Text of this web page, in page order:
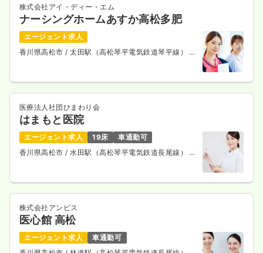
株式会社アイ・ディー・エム
ナーシングホームあすか高松多肥
エージェント求人
香川県高松市/ 太田駅（高松琴平電気鉄道琴平線） 徒
医療法人社団ひまわり会
はまもと医院
エージェント求人 19床
車通勤可
香川県高松市/ 水田駅（高松琴平電気鉄道長尾線） 車
株式会社アンビス
医心館 高松
エージェント求人
車通勤可